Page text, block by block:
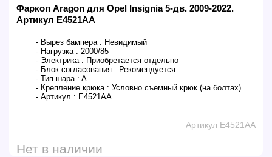
Фаркоп Aragon для Opel Insignia 5-дв. 2009-2022.
Артикул E4521AA
- Вырез бампера : Невидимый
- Нагрузка : 2000/85
- Электрика : Приобретается отдельно
- Блок согласования : Рекомендуется
- Тип шара : A
- Крепление крюка : Условно съемный крюк (на болтах)
- Артикул : E4521AA
Артикул E4521AA
Нет в наличии